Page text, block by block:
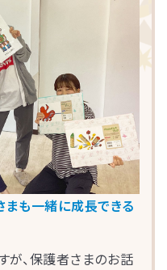
まも一緒に成長できる
が、保護者さまのお話